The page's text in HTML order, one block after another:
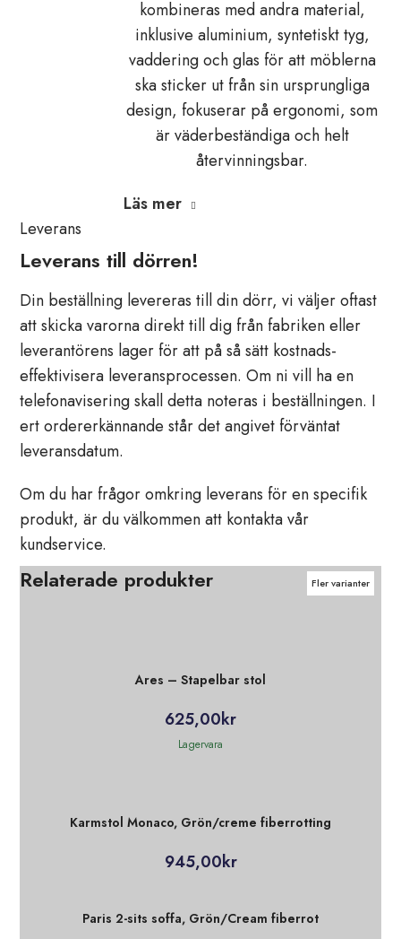
kombineras med andra material,
inklusive aluminium, syntetiskt tyg,
vaddering och glas för att möblerna
ska sticker ut från sin ursprungliga
design, fokuserar på ergonomi, som
är väderbeständiga och helt
återvinningsbar.
Läs mer
Leverans
Leverans till dörren!
Din beställning levereras till din dörr, vi väljer oftast
att skicka varorna direkt till dig från fabriken eller
leverantörens lager för att på så sätt kostnads-
effektivisera leveransprocessen. Om ni vill ha en
telefonavisering skall detta noteras i beställningen. I
ert ordererkännande står det angivet förväntat
leveransdatum.
Om du har frågor omkring leverans för en specifik
produkt, är du välkommen att kontakta vår
kundservice.
Relaterade produkter Fler varianter
Ares – Stapelbar stol
625,00kr
Lagervara
Karmstol Monaco, Grön/creme fiberrotting
945,00kr
Paris 2-sits soffa, Grön/Cream fiberrot
Fler varianter
Fler varianter
Fler varianter
Fler varianter
Fler varianter